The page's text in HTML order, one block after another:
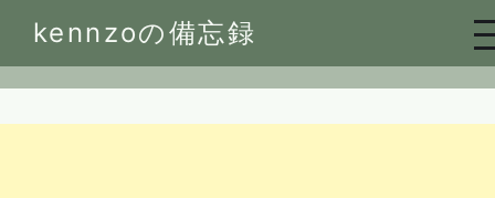
kennzoの備忘録
to
content